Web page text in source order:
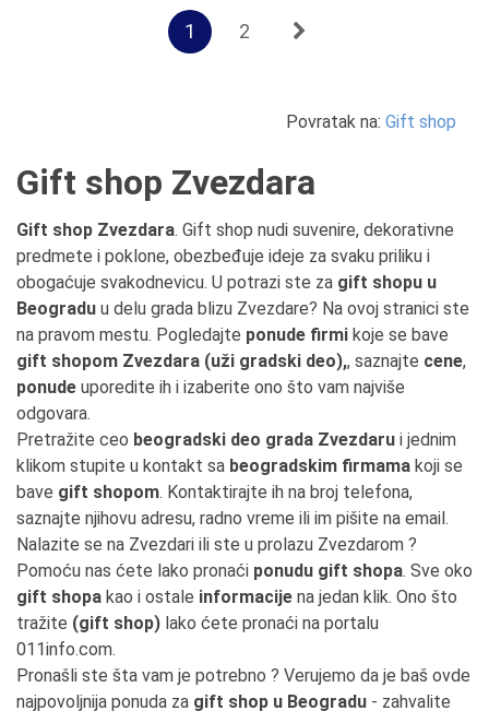
1 2
Povratak na: Gift shop
Gift shop Zvezdara
Gift shop Zvezdara. Gift shop nudi suvenire, dekorativne
predmete i poklone, obezbeđuje ideje za svaku priliku i
obogaćuje svakodnevicu. U potrazi ste za gift shopu u
Beogradu u delu grada blizu Zvezdare? Na ovoj stranici ste
na pravom mestu. Pogledajte ponude firmi koje se bave
gift shopom Zvezdara (uži gradski deo),, saznajte cene,
ponude uporedite ih i izaberite ono što vam najviše
odgovara.
Pretražite ceo beogradski deo grada Zvezdaru i jednim
klikom stupite u kontakt sa beogradskim firmama koji se
bave gift shopom. Kontaktirajte ih na broj telefona,
saznajte njihovu adresu, radno vreme ili im pišite na email.
Nalazite se na Zvezdari ili ste u prolazu Zvezdarom ?
Pomoću nas ćete lako pronaći ponudu gift shopa. Sve oko
gift shopa kao i ostale informacije na jedan klik. Ono što
tražite (gift shop) lako ćete pronaći na portalu
011info.com.
Pronašli ste šta vam je potrebno ? Verujemo da je baš ovde
najpovoljnija ponuda za gift shop u Beogradu - zahvalite